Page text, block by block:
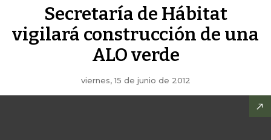
Secretaría de Hábitat
vigilará construcción de una
ALO verde
viernes, 15 de junio de 2012